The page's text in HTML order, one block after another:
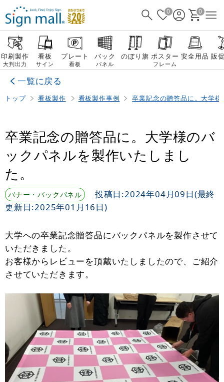
0 0
印刷製作
大判出力
看板
サイン
プレート
看板
バック
パネル
のぼり旗 ポスター
フレーム
安全用品 販
一覧に戻る
トップ 看板製作 看板製作事例 卒業記念の贈答品に。大学
卒業記念の贈答品に。大学様のバ
ックパネルを製作いたしまし
た。
バナー・バックパネル 投稿日:2024年04月09日(最終
更新日:2025年01月16日)
大学への卒業記念贈答品にバックパネルを製作させて
いただきました。
お客様からレビューを頂戴いたしましたので、ご紹介
させていただきます。